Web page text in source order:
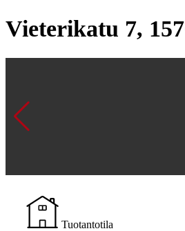
Vieterikatu 7,
Tuotantotila